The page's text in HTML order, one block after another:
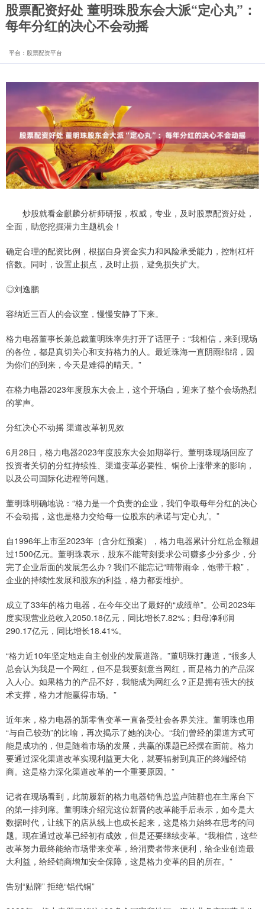
股票配资好处 董明珠股东会大派“定心丸”：
每年分红的决心不会动摇
平台：股票配资平台
炒股就看金麒麟分析师研报，权威，专业，及时股票配资好处，
全面，助您挖掘潜力主题机会！
确定合理的配资比例，根据自身资金实力和风险承受能力，控制杠杆
倍数。同时，设置止损点，及时止损，避免损失扩大。
◎刘逸鹏
容纳近三百人的会议室，慢慢安静了下来。
格力电器董事长兼总裁董明珠率先打开了话匣子：“我相信，来到现场
的各位，都是真切关心和支持格力的人。最近珠海一直阴雨绵绵，因
为你们的到来，今天是难得的晴天。”
在格力电器2023年度股东大会上，这个开场白，迎来了整个会场热烈
的掌声。
分红决心不动摇 渠道改革初见效
6月28日，格力电器2023年度股东大会如期举行。董明珠现场回应了
投资者关切的分红持续性、渠道变革必要性、铜价上涨带来的影响，
以及公司国际化进程等问题。
董明珠明确地说：“格力是一个负责的企业，我们争取每年分红的决心
不会动摇，这也是格力交给每一位股东的承诺与‘定心丸’。”
自1996年上市至2023年（含分红预案），格力电器累计分红总金额超
过1500亿元。董明珠表示，股东不能苛刻要求公司赚多少分多少，分
完了企业后面的发展怎么办？我们不能忘记“晴带雨伞，饱带干粮”，
企业的持续性发展和股东的利益，格力都要维护。
成立了33年的格力电器，在今年交出了最好的“成绩单”。公司2023年
度实现营业总收入2050.18亿元，同比增长7.82%；归母净利润
290.17亿元，同比增长18.41%。
“格力近10年坚定地走自主创业的发展道路。”董明珠打趣道，“很多人
总会认为我是一个网红，但不是我要刻意当网红，而是格力的产品深
入人心。如果格力的产品不好，我能成为网红么？正是拥有强大的技
术支撑，格力才能赢得市场。”
近年来，格力电器的新零售变革一直备受社会各界关注。董明珠也用
“与自己较劲”的比喻，再次揭示了她的决心。“我们曾经的渠道方式可
能是成功的，但是随着市场的发展，共赢的课题已经摆在面前。格力
要通过深化渠道改革实现利益更大化，就要辐射到真正的终端经销
商。这是格力深化渠道改革的一个重要原因。”
记者在现场看到，此前履新的格力电器销售总监卢陆群也在主席台下
的第一排列席。董明珠介绍完这位新晋的改革能手后表示，如今是大
数据时代，让线下的店从线上也成长起来，这是格力始终在思考的问
题。现在通过改革已经初有成效，但是还要继续变革。“我相信，这些
改革努力最终能给市场带来变革，给消费者带来便利，给企业创造最
大利益，给经销商增加安全保障，这是格力变革的目的所在。”
告别“贴牌” 拒绝“铝代铜”